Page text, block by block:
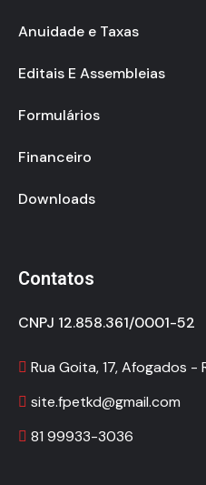
Anuidade e Taxas
Editais E Assembleias
Formulários
Financeiro
Downloads
Contatos
CNPJ 12.858.361/0001-52
Rua Goita, 17, Afogados
site.fpetkd@gmail.com
81 99933-3036